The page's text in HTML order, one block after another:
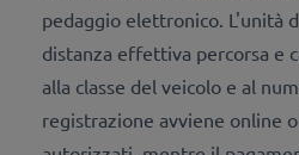
pedaggio elettronico. L'unità
distanza effettiva percorsa e
alla classe del veicolo e al
registrazione avviene online